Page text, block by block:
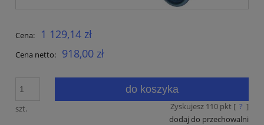
Cena: 1 129,14 zł
Cena netto: 918,00 zł
szt.
do koszyka
Zyskujesz 110pkt [ ? ]
dodaj do przechowalni